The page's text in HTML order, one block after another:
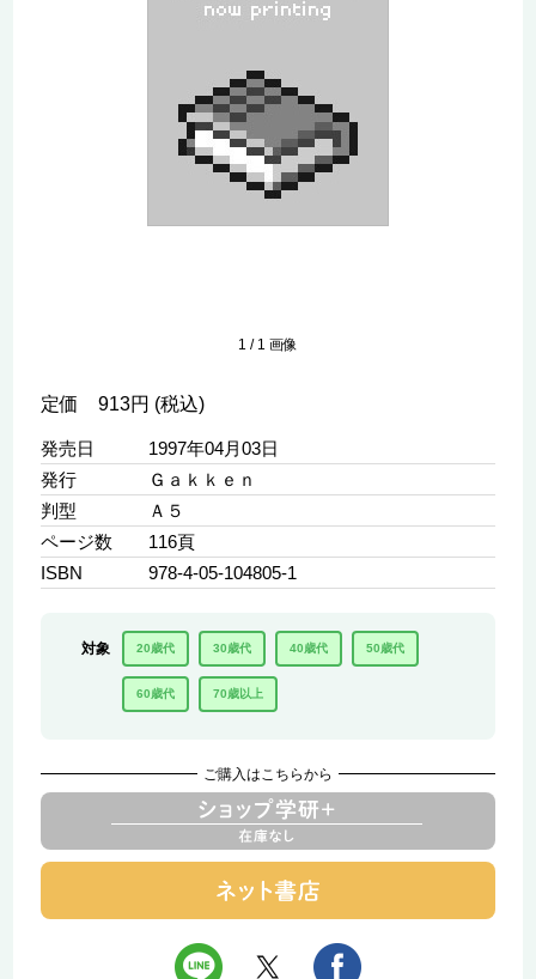
1 / 1 画像
定価 913円 (税込)
発売日
1997年04月03日
発行
Ｇａｋｋｅｎ
判型
Ａ５
ページ数
116頁
ISBN
978-4-05-104805-1
対象 20歳代 30歳代 40歳代 50歳代
60歳代 70歳以上
ご購入はこちらから